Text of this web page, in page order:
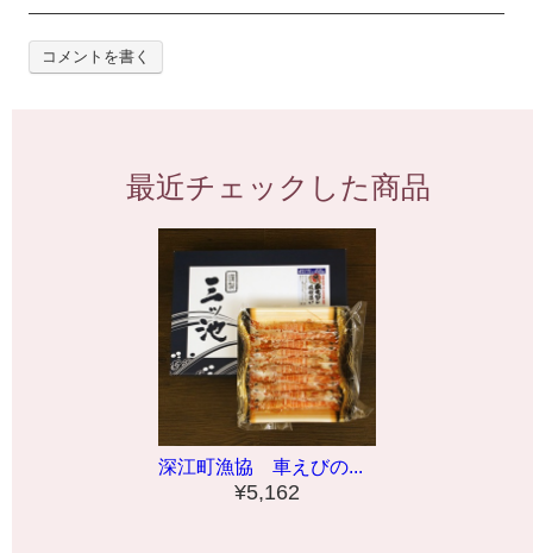
コメントを書く
最近チェックした商品
深江町漁協 車えびの...
¥5,162